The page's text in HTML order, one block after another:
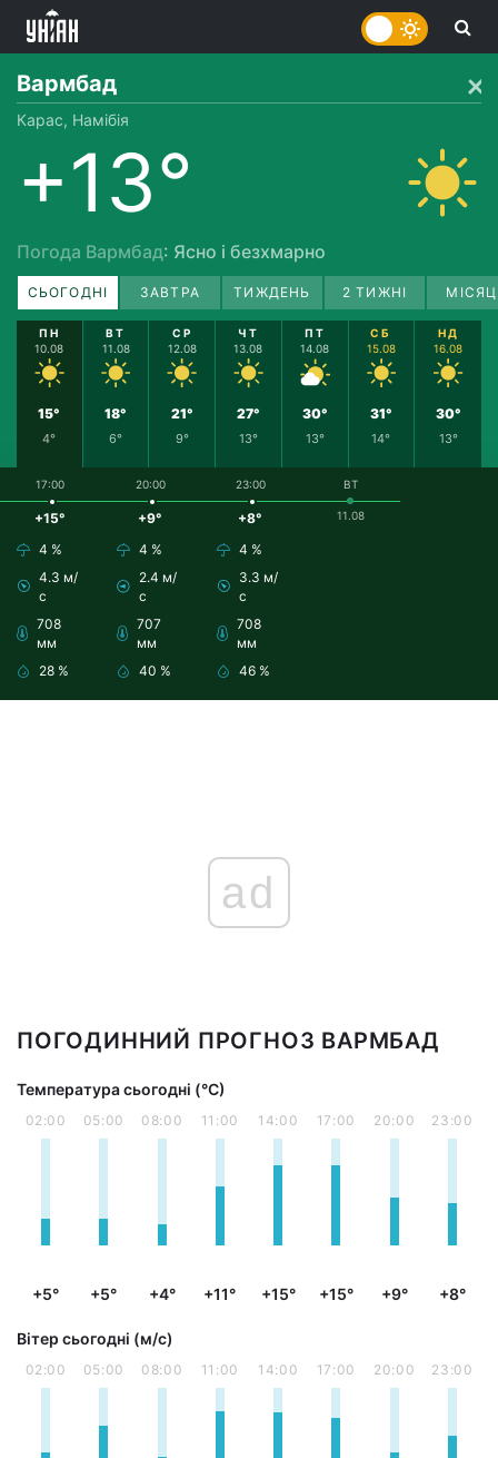
Вармбад
Карас, Намібія
+13°
Погода Вармбад: Ясно і безхмарно
СЬОГОДНІ ЗАВТРА ТИЖДЕНЬ 2 ТИЖНІ
ПН
10.08
15°
4°
ВТ
11.08
18°
6°
СР
12.08
21°
9°
ЧТ
13.08
27°
13°
ПТ
14.08
30°
13°
СБ
15.08
31°
14°
НД
16.08
30°
13°
17:00
+15°
4 %
4.3 м/
с
708
мм
28 %
20:00
+9°
4 %
2.4 м/
с
707
мм
40 %
23:00
+8°
4 %
3.3 м/
с
708
мм
46 %
ВТ
11.08
ad
ПОГОДИННИЙ ПРОГНОЗ ВАРМБАД
Температура сьогодні (°С)
02:00
+5°
05:00
+5°
08:00
+4°
11:00
+11°
14:00
+15°
17:00
+15°
20:00
+9°
23:00
+8°
Вітер сьогодні (м/с)
02:00 05:00 08:00 11:00 14:00 17:00 20:00 23:00